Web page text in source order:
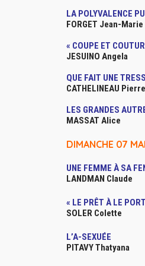
LA POLYVALENCE
FORGET Jean-Marie
« COUPE ET
JESUINO Angela
QUE FAIT UNE
CATHELINEAU
LES GRANDES
MASSAT Alice
DIMANCHE 07
UNE FEMME À SA
LANDMAN Claude
« LE PRÊT À LE
SOLER Colette
L’A-SEXUÉE
PITAVY Thatyana